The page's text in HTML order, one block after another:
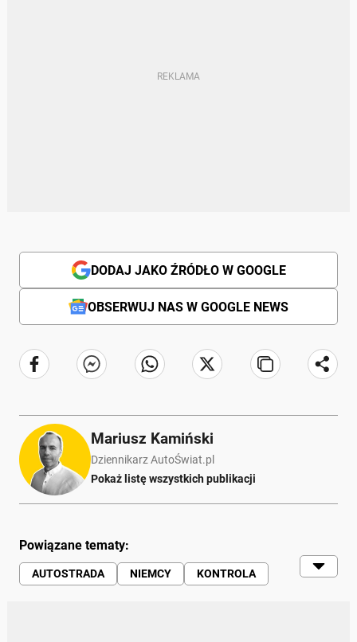
DODAJ JAKO ŹRÓDŁO W GOOGLE
OBSERWUJ NAS W GOOGLE NEWS
Mariusz Kamiński
Dziennikarz AutoŚwiat.pl
Pokaż listę wszystkich publikacji
Powiązane tematy:
AUTOSTRADA NIEMCY
KONTROLA